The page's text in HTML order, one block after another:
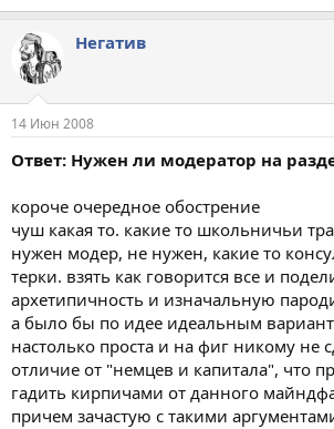
Негатив
14 Июн 2008
Ответ: Нужен ли модератор на
короче очередное обострение
чуш какая то. какие то школьничьи
нужен модер, не нужен, какие то
терки. взять как говорится все и
архетипичность и изначальную
а было бы по идее идеальным
настолько проста и на фиг никому не
отличие от "немцев и капитала", что
гадить кирпичами от данного
причем зачастую с такими